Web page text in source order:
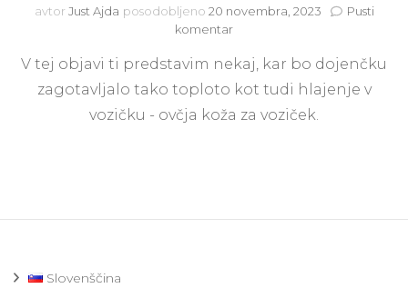
avtor Just Ajda posodobljeno 20 novembra, 2023
Pusti
komentarna
koža
za
voziček
V tej objavi ti predstavim nekaj, kar bo dojenčku
zagotavljalo tako toploto kot tudi hlajenje v
vozičku - ovčja koža za voziček.
Slovenščina